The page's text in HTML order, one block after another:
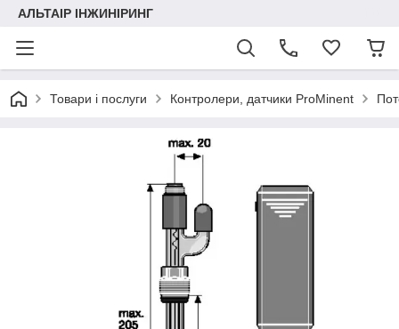
АЛЬТАІР ІНЖИНІРИНГ
Товари і послуги Контролери, датчики ProMinent